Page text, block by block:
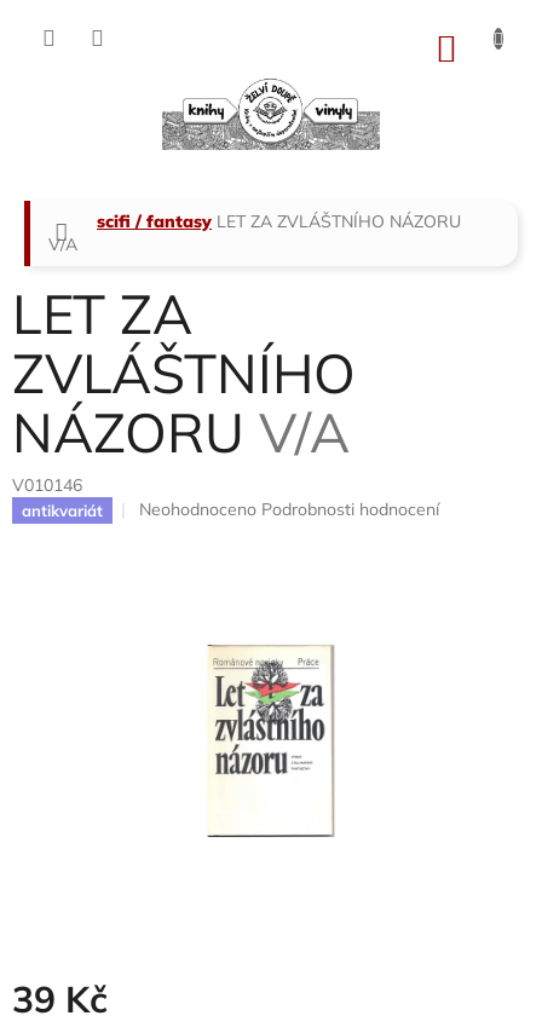
Domů
scifi / fantasy LET ZA ZVLÁŠTNÍHO NÁZORU
V/A
LET ZA
ZVLÁŠTNÍHO
NÁZORU V/A
V010146
antikvariát
Průměrné
hvězdiček.
Neohodnoceno Podrobnosti hodnocení
39 Kč